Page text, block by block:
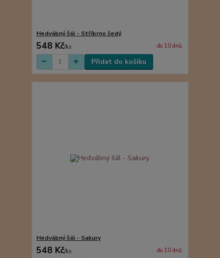
Hedvábný šál - Stříbrno šedý
548 Kč/ks do 10 dnů
Přidat do košíku
Hedvábný šál - Sakury
548 Kč/ks do 10 dnů